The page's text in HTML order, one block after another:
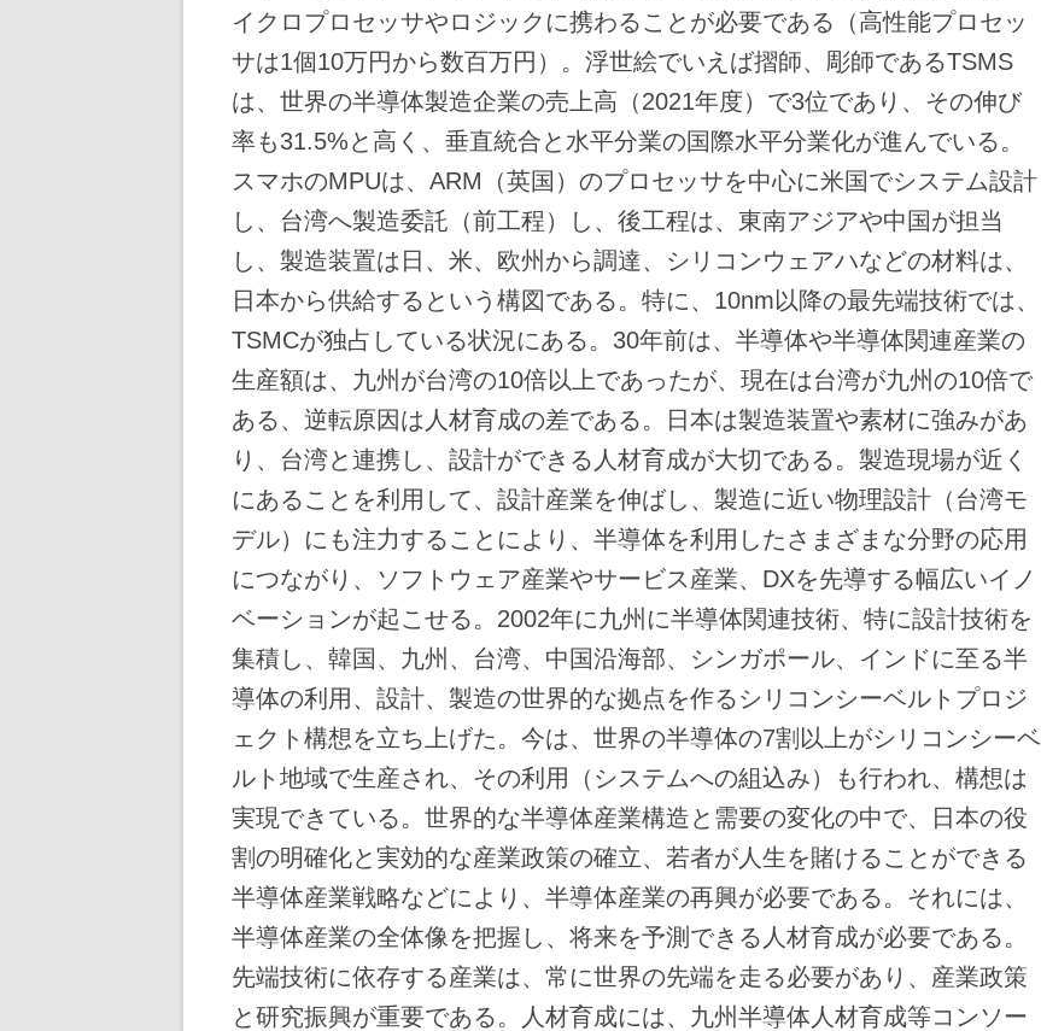
イクロプロセッサやロジックに携わることが必要である（高性能プロセッ
サは1個10万円から数百万円）。浮世絵でいえば摺師、彫師であるTSMS
は、世界の半導体製造企業の売上高（2021年度）で3位であり、その伸び
率も31.5%と高く、垂直統合と水平分業の国際水平分業化が進んでいる。
スマホのMPUは、ARM（英国）のプロセッサを中心に米国でシステム設計
し、台湾へ製造委託（前工程）し、後工程は、東南アジアや中国が担当
し、製造装置は日、米、欧州から調達、シリコンウェアハなどの材料は、
日本から供給するという構図である。特に、10nm以降の最先端技術では、
TSMCが独占している状況にある。30年前は、半導体や半導体関連産業の
生産額は、九州が台湾の10倍以上であったが、現在は台湾が九州の10倍で
ある、逆転原因は人材育成の差である。日本は製造装置や素材に強みがあ
り、台湾と連携し、設計ができる人材育成が大切である。製造現場が近く
にあることを利用して、設計産業を伸ばし、製造に近い物理設計（台湾モ
デル）にも注力することにより、半導体を利用したさまざまな分野の応用
につながり、ソフトウェア産業やサービス産業、DXを先導する幅広いイノ
ベーションが起こせる。2002年に九州に半導体関連技術、特に設計技術を
集積し、韓国、九州、台湾、中国沿海部、シンガポール、インドに至る半
導体の利用、設計、製造の世界的な拠点を作るシリコンシーベルトプロジ
ェクト構想を立ち上げた。今は、世界の半導体の7割以上がシリコンシーベ
ルト地域で生産され、その利用（システムへの組込み）も行われ、構想は
実現できている。世界的な半導体産業構造と需要の変化の中で、日本の役
割の明確化と実効的な産業政策の確立、若者が人生を賭けることができる
半導体産業戦略などにより、半導体産業の再興が必要である。それには、
半導体産業の全体像を把握し、将来を予測できる人材育成が必要である。
先端技術に依存する産業は、常に世界の先端を走る必要があり、産業政策
と研究振興が重要である。人材育成には、九州半導体人材育成等コンソー